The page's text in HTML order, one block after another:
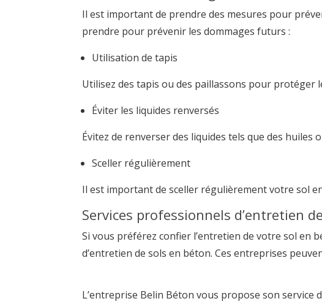
Il est important de prendre des mesures pour
prendre pour prévenir les dommages futurs :
Utilisation de tapis
Utilisez des tapis ou des paillassons pour protéger
Éviter les liquides renversés
Évitez de renverser des liquides tels que des
Sceller régulièrement
Il est important de sceller régulièrement votre sol
Services professionnels d’entretien
Si vous préférez confier l’entretien de votre sol en
d’entretien de sols en béton. Ces entreprises
L’entreprise Belin Béton vous propose son service